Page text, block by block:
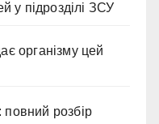
у підрозділі ЗСУ
організму цей
повний розбір